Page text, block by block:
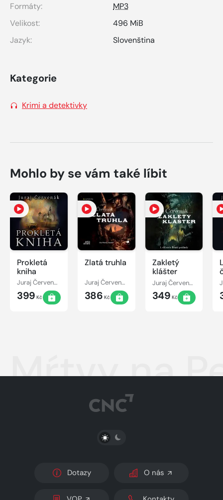
Formáty:
MP3
Velikost:
496 MiB
Jazyk:
Slovenština
Kategorie
Krimi a detektivky
Mohlo by se vám také líbit
Prokletá
kniha
Juraj Červenák
399 Kč
Zlatá truhla
Juraj Červenák
386 Kč
Zakletý
klášter
Juraj Červenák
349 Kč
Mŕtvy na
PŘEPNOUT SVĚTLÝ/TMAVÝ REŽIM
Dotazy O nás